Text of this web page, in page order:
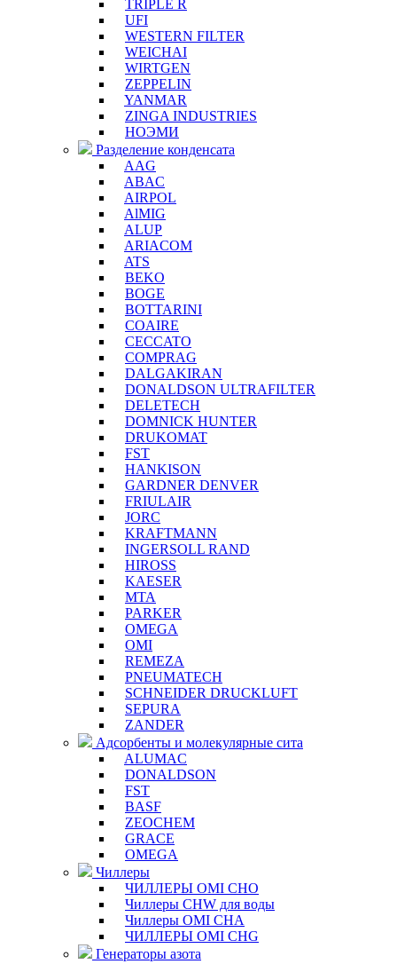
TRIPLE R
UFI
WESTERN FILTER
WEICHAI
WIRTGEN
ZEPPELIN
YANMAR
ZINGA INDUSTRIES
НОЭМИ
Разделение конденсата
AAG
ABAC
AIRPOL
AlMIG
ALUP
ARIACOM
ATS
BEKO
BOGE
BOTTARINI
COAIRE
CECCATO
COMPRAG
DALGAKIRAN
DONALDSON ULTRAFILTER
DELETECH
DOMNICK HUNTER
DRUKOMAT
FST
HANKISON
GARDNER DENVER
FRIULAIR
JORC
KRAFTMANN
INGERSOLL RAND
HIROSS
KAESER
MTA
PARKER
OMEGA
OMI
REMEZA
PNEUMATECH
SCHNEIDER DRUCKLUFT
SEPURA
ZANDER
Адсорбенты и молекулярные сита
ALUMAC
DONALDSON
FST
BASF
ZEOCHEM
GRACE
OMEGA
Чиллеры
ЧИЛЛЕРЫ OMI CHO
Чиллеры CHW для воды
Чиллеры OMI CHA
ЧИЛЛЕРЫ OMI CHG
Генераторы азота